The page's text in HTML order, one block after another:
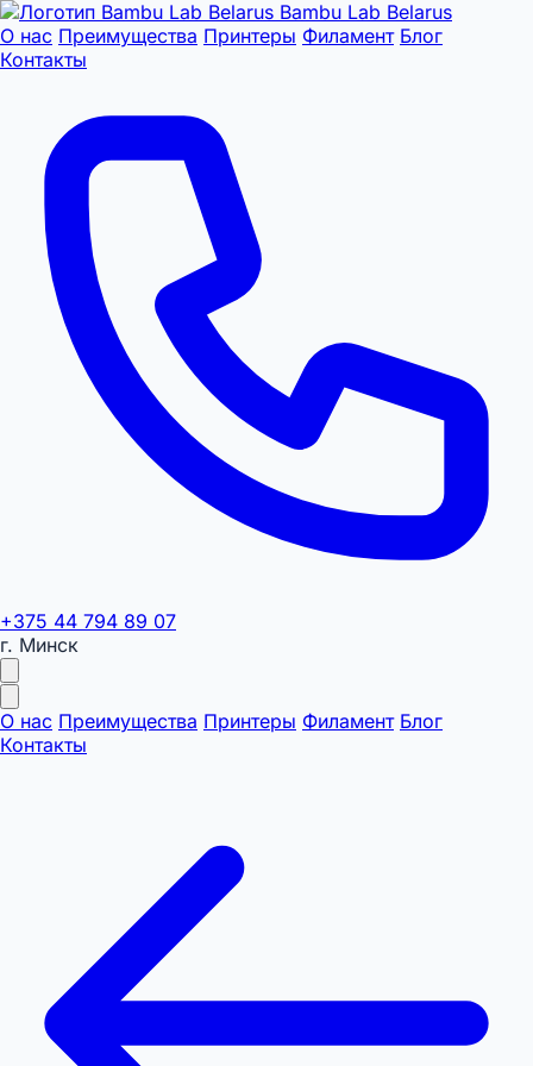
Bambu Lab Belarus
О нас Преимущества Принтеры Филамент Блог
Контакты
+375 44 794 89 07
г. Минск
О нас Преимущества Принтеры Филамент Блог
Контакты